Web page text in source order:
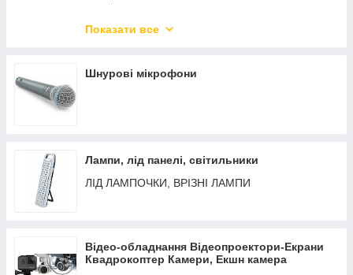
Показати все
Шнурові мікрофони
Лампи, лід панелі, світильники
ЛІД ЛАМПОЧКИ, ВРІЗНІ ЛАМПИ
Відео-обладнання Відеопроектори-Екрани
Квадрокоптер Камери, Екшн камера